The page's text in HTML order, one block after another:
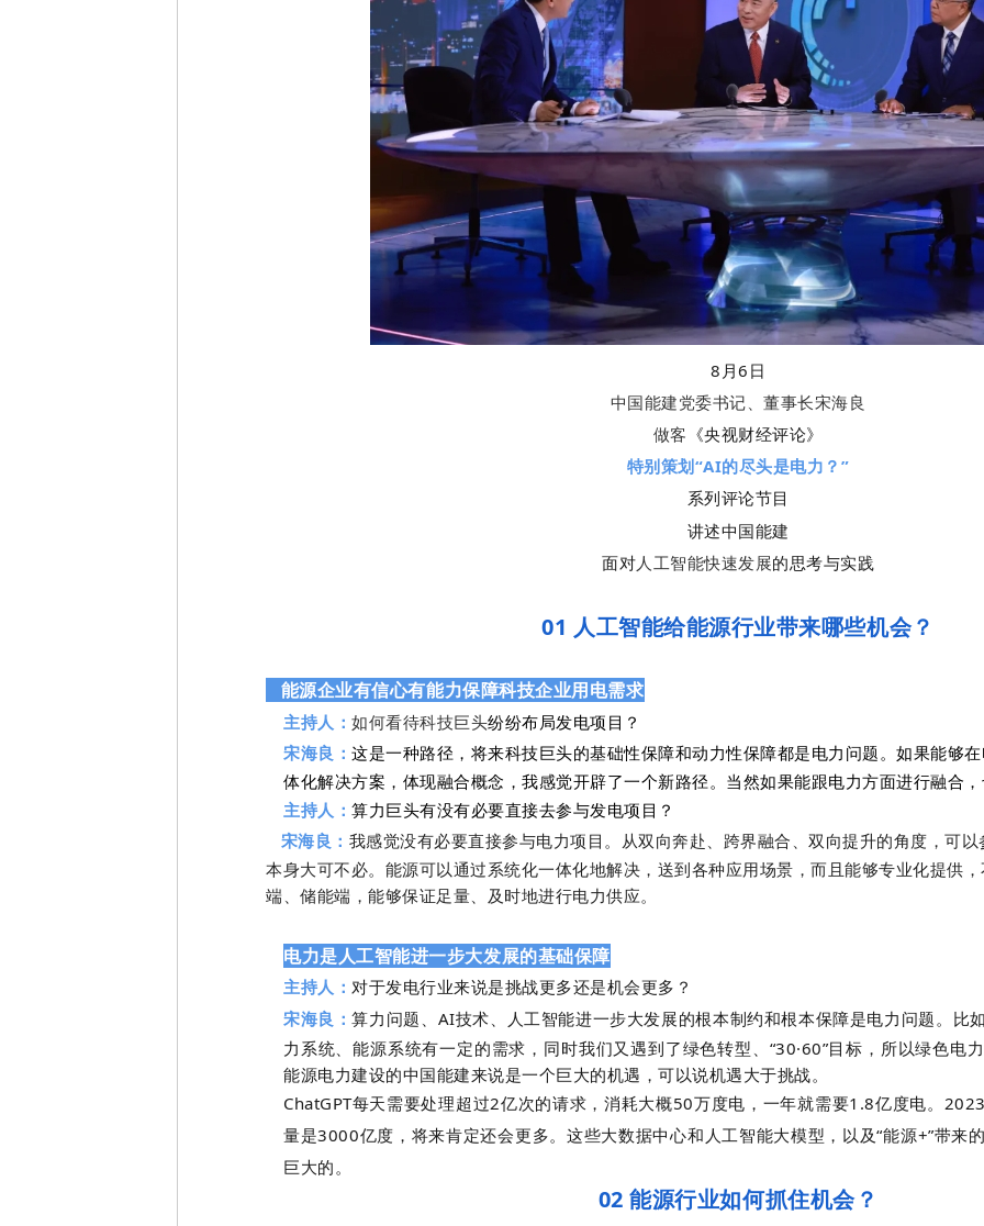
8月6日
中国能建党委书记、董事长宋海良
做客 《央视财经评论》
特别策划“AI的尽头是电力？”
系列评论节目
讲述中国能建
面对人工智能快速发展的思考与实践
01 人工智能给能源行业带来哪些机会？
能源企业有信心有能力保障科技企业用电需求
主持人： 如何看待科技巨头纷纷布局发电项目？
宋海良： 这是一种路径，将来科技巨头的基础性保障和动力性保障都是电力问题。如果能够
体化解决方案，体现融合概念，我感觉开辟了一个新路径。当然如果能跟电力方面进行融合
主持人： 算力巨头有没有必要直接去参与发电项目？
宋海良： 我感觉没有必要直接参与电力项目。从双向奔赴、跨界融合、双向提升的角度，可
本身大可不必。能源可以通过系统化一体化地解决，送到各种应用场景，而且能够专业化提供
端、储能端，能够保证足量、及时地进行电力供应。
电力是人工智能进一步大发展的基础保障
主持人： 对于发电行业来说是挑战更多还是机会更多？
宋海良：算力问题、AI技术、人工智能进一步大发展的根本制约和根本保障是电力问题。比
力系统、能源系统有一定的需求，同时我们又遇到了绿色转型、“30·60”目标，所以绿色电
能源电力建设的中国能建来说是一个巨大的机遇，可以说机遇大于挑战。
ChatGPT每天需要处理超过2亿次的请求，消耗大概50万度电，一年就需要1.8亿度电。
量是3000亿度，将来肯定还会更多。 这些大数据中心和人工智能大模型，以及“能源+”带来
巨大的。
02 能源行业如何抓住机会？